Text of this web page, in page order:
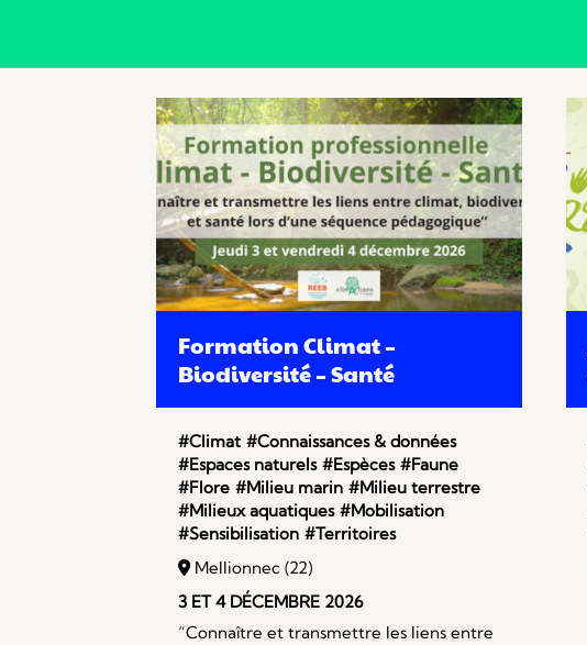
Formation Climat –
Biodiversité – Santé
#Climat #Connaissances & données
#Espaces naturels #Espèces #Faune
#Flore #Milieu marin #Milieu terrestre
#Milieux aquatiques #Mobilisation
#Sensibilisation #Territoires
Mellionnec (22)
3 ET 4 DÉCEMBRE 2026
“Connaître et transmettre les liens entre